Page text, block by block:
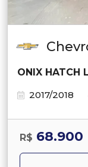
ONIX HATCH
2017/2018
R$ 68.900